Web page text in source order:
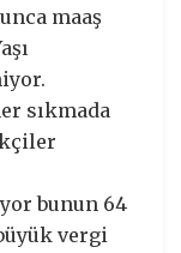
maaş
sıkmada
bunun 64
vergi